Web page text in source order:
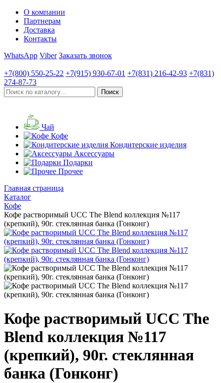
О компании
Партнерам
Доставка
Контакты
WhatsApp Viber Заказать звонок
+7(800) 550-25-22 +7(915) 930-67-01 +7(831) 216-42-93 +7(831)
274-87-73
Чай
Кофе
Кондитерские изделия
Аксессуары
Подарки
Прочее
Главная страница
Каталог
Кофе
Кофе растворимый UCC The Blend коллекция №117
(крепкий), 90г. стеклянная банка (Гонконг)
Кофе растворимый UCC The
Blend коллекция №117
(крепкий), 90г. стеклянная
банка (Гонконг)